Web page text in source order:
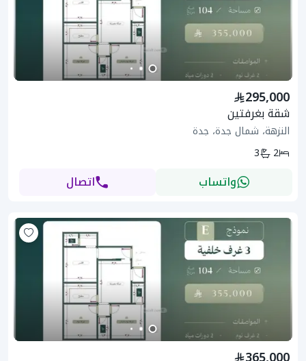
295,000
شقة بغرفتين
النزهة، شمال جدة، جدة
2
3
واتساب اتصال